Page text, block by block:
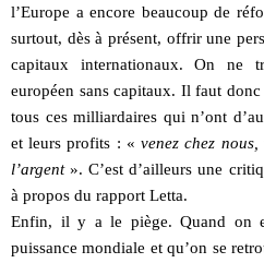
l’Europe a encore beaucoup de
surtout, dès à présent, offrir une
capitaux internationaux. On ne
européen sans capitaux. Il faut
tous ces milliardaires qui n’ont
et leurs profits : «venez chez
l’argent». C’est d’ailleurs une
à propos du rapport Letta.
Enfin, il y a le piège. Quand on
puissance mondiale et qu’on se